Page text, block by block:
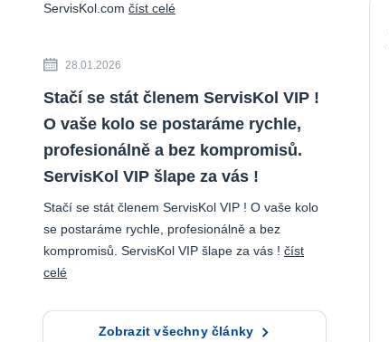
ServisKol.com číst celé
28.01.2026
Stačí se stát členem ServisKol VIP !
O vaše kolo se postaráme rychle,
profesionálně a bez kompromisů.
ServisKol VIP šlape za vás !
Stačí se stát členem ServisKol VIP ! O vaše kolo
se postaráme rychle, profesionálně a bez
kompromisů. ServisKol VIP šlape za vás ! číst
celé
Zobrazit všechny články